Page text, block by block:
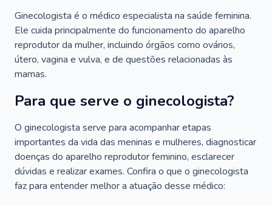
Ginecologista é o médico especialista na saúde feminina.
Ele cuida principalmente do funcionamento do aparelho
reprodutor da mulher, incluindo órgãos como ovários,
útero, vagina e vulva, e de questões relacionadas às
mamas.
Para que serve o ginecologista?
O ginecologista serve para acompanhar etapas
importantes da vida das meninas e mulheres, diagnosticar
doenças do aparelho reprodutor feminino, esclarecer
dúvidas e realizar exames. Confira o que o ginecologista
faz para entender melhor a atuação desse médico: